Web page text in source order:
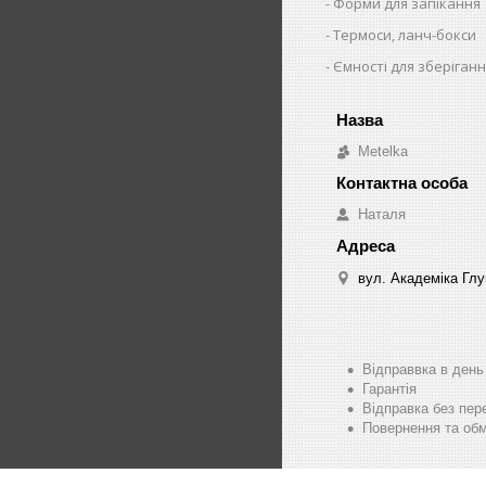
Термоси, ланч-бокси
Ємності для
Metelka
Наталя
вул. Академіка
Відправвка в
Гарантія
Відправка без
Повернення та